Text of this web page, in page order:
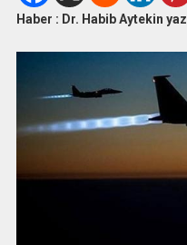
Haber : Dr. Habib Aytekin